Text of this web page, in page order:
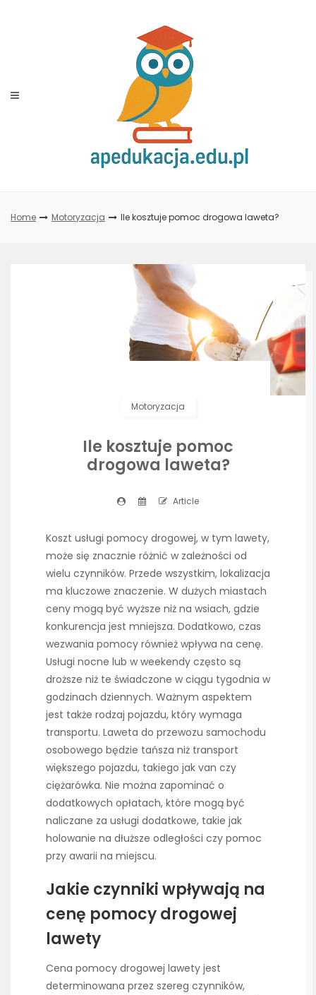
Home Motoryzacja Ile kosztuje pomoc drogowa laweta?
Motoryzacja
Ile kosztuje pomoc
drogowa laweta?
Article
Koszt usługi pomocy drogowej, w tym lawety,
może się znacznie różnić w zależności od
wielu czynników. Przede wszystkim, lokalizacja
ma kluczowe znaczenie. W dużych miastach
ceny mogą być wyższe niż na wsiach, gdzie
konkurencja jest mniejsza. Dodatkowo, czas
wezwania pomocy również wpływa na cenę.
Usługi nocne lub w weekendy często są
droższe niż te świadczone w ciągu tygodnia w
godzinach dziennych. Ważnym aspektem
jest także rodzaj pojazdu, który wymaga
transportu. Laweta do przewozu samochodu
osobowego będzie tańsza niż transport
większego pojazdu, takiego jak van czy
ciężarówka. Nie można zapominać o
dodatkowych opłatach, które mogą być
naliczane za usługi dodatkowe, takie jak
holowanie na dłuższe odległości czy pomoc
przy awarii na miejscu.
Jakie czynniki wpływają na
cenę pomocy drogowej
lawety
Cena pomocy drogowej lawety jest
determinowana przez szereg czynników,